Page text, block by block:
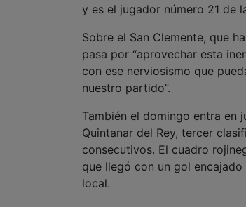
y es el jugador número 21 de
Sobre el San Clemente, que
pasa por “aprovechar esta
con ese nerviosismo que
nuestro partido”.
También el domingo entra en
Quintanar del Rey, tercer
consecutivos. El cuadro
que llegó con un gol
local.